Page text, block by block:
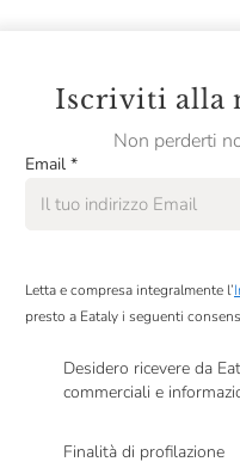
Iscriviti alla
Non perderti
Email *
Letta e compresa integralmente l’
presto a Eataly i seguenti
Desidero ricevere da
commerciali e
Finalità di profilazione